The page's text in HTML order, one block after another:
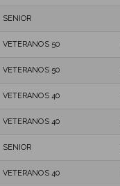
SENIOR
VETERANOS 50
VETERANOS 50
VETERANOS 40
VETERANOS 40
SENIOR
VETERANOS 40